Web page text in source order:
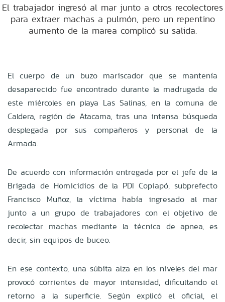
El trabajador ingresó al mar junto a otros recolectores
para extraer machas a pulmón, pero un repentino
aumento de la marea complicó su salida.
El cuerpo de un buzo mariscador que se mantenía
desaparecido fue encontrado durante la madrugada de
este miércoles en playa Las Salinas, en la comuna de
Caldera, región de Atacama, tras una intensa búsqueda
desplegada por sus compañeros y personal de la
Armada.
De acuerdo con información entregada por el jefe de la
Brigada de Homicidios de la PDI Copiapó, subprefecto
Francisco Muñoz, la víctima había ingresado al mar
junto a un grupo de trabajadores con el objetivo de
recolectar machas mediante la técnica de apnea, es
decir, sin equipos de buceo.
En ese contexto, una súbita alza en los niveles del mar
provocó corrientes de mayor intensidad, dificultando el
retorno a la superficie. Según explicó el oficial, el